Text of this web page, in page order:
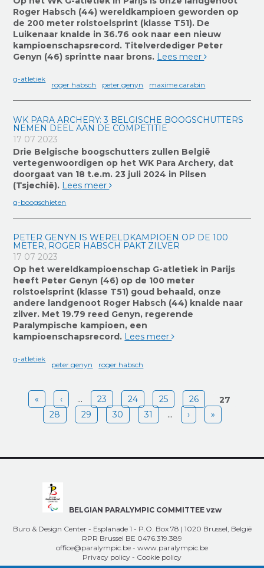
Roger Habsch (44) wereldkampioen geworden op
de 200 meter rolstoelsprint (klasse T51). De
Luikenaar knalde in 36.76 ook naar een nieuw
kampioenschapsrecord. Titelverdediger Peter
Genyn (46) sprintte naar brons. Lees meer
g-atletiek
roger habsch peter genyn maxime carabin
WK PARA ARCHERY: 3 BELGISCHE BOOGSCHUTTERS
NEMEN DEEL AAN DE COMPETITIE
17 07 2023
Drie Belgische boogschutters zullen België
vertegenwoordigen op het WK Para Archery, dat
doorgaat van 18 t.e.m. 23 juli 2024 in Pilsen
(Tsjechië). Lees meer
g-boogschieten
PETER GENYN IS WERELDKAMPIOEN OP DE 100
METER, ROGER HABSCH PAKT ZILVER
17 07 2023
Op het wereldkampioenschap G-atletiek in Parijs
heeft Peter Genyn (46) op de 100 meter
rolstoelsprint (klasse T51) goud behaald, onze
andere landgenoot Roger Habsch (44) knalde naar
zilver. Met 19.79 reed Genyn, regerende
Paralympische kampioen, een
kampioenschapsrecord. Lees meer
g-atletiek
peter genyn roger habsch
Pages
« ‹ … 23 24 25 26
27
28
29 30 31 … › »
BELGIAN PARALYMPIC COMMITTEE vzw
Buro & Design Center - Esplanade 1 - P.O. Box 78 | 1020 Brussel, België
RPR Brussel BE 0476.319.389
office@paralympic.be - www.paralympic.be
Privacy policy - Cookie policy